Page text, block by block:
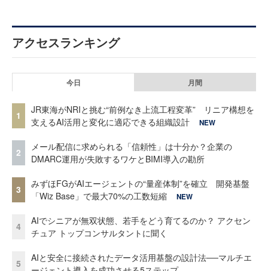
アクセスランキング
今日 月間
1
JR東海がNRIと挑む“前例なき上流工程変革” リニア構想を
支えるAI活用と変化に適応できる組織設計
NEW
2
メール配信に求められる「信頼性」は十分か？企業の
DMARC運用が失敗するワケとBIMI導入の勘所
3
みずほFGがAIエージェントの“量産体制”を確立 開発基盤
「Wiz Base」で最大70%の工数短縮
NEW
4
AIでシニアが無双状態、若手をどう育てるのか？ アクセン
チュア トップコンサルタントに聞く
5
AIと安全に接続されたデータ活用基盤の設計法──マルチエ